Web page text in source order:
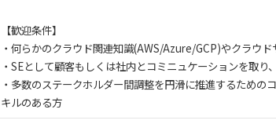
【歓迎条件】
・何らかのクラウド関連知識(AWS/Azure/GCP)やクラウ
・SEとして顧客もしくは社内とコミニュケーションを取
・多数のステークホルダー間調整を円滑に推進するための
キルのある方